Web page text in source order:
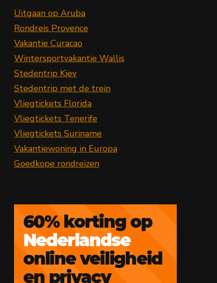
Uitgaan op Aruba
Rondreis Provence
Vakantie Curacao
Wintersportvakantie Wallis
Stedentrip Kiev
Stedentrip met de trein
Vliegtickets Florida
Vliegtickets Tenerife
Vliegtickets Suriname
Vakantiewoning in Europa
Goedkope rondreizen